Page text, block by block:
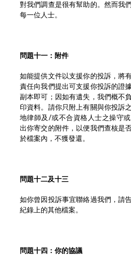
對我們調查是很有幫助的。然而我
每一位人士。
問題十一：附件
如能提供文件以支援你的投訴，將
責任向我們提出可支援你投訴的證
副本即可；因如有遺失，我們概不
印資料。請你只附上有關與你投訴
地律師及/或不合資格人士之操守
出你寄交的附件，以便我們查核是
於檔案內，不獲發還。
問題十二及十三
如你曾因投訴事宜聯絡過我們，請
紀錄上的其他檔案。
問題十四：你的協議